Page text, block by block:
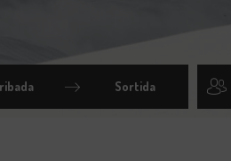
Press